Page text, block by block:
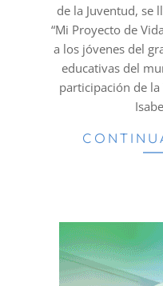
de la Juventud, se
“Mi Proyecto de
a los jóvenes del
educativas del
participación de